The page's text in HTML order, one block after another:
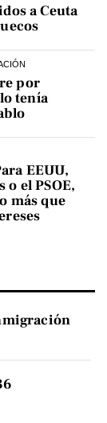
a Ceuta
por
tenía
EEUU,
el PSOE,
más que